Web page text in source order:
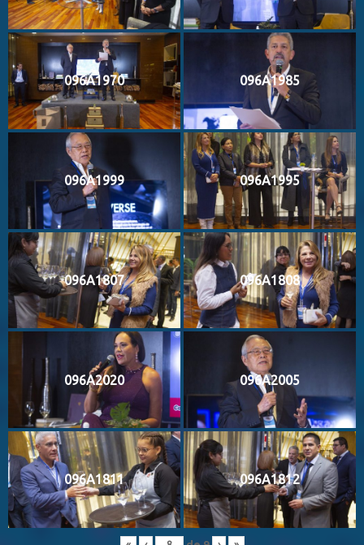
096A1970 096A1985
096A1999 096A1995
096A1807 096A1808
096A2020 096A2005
096A1811 096A1812